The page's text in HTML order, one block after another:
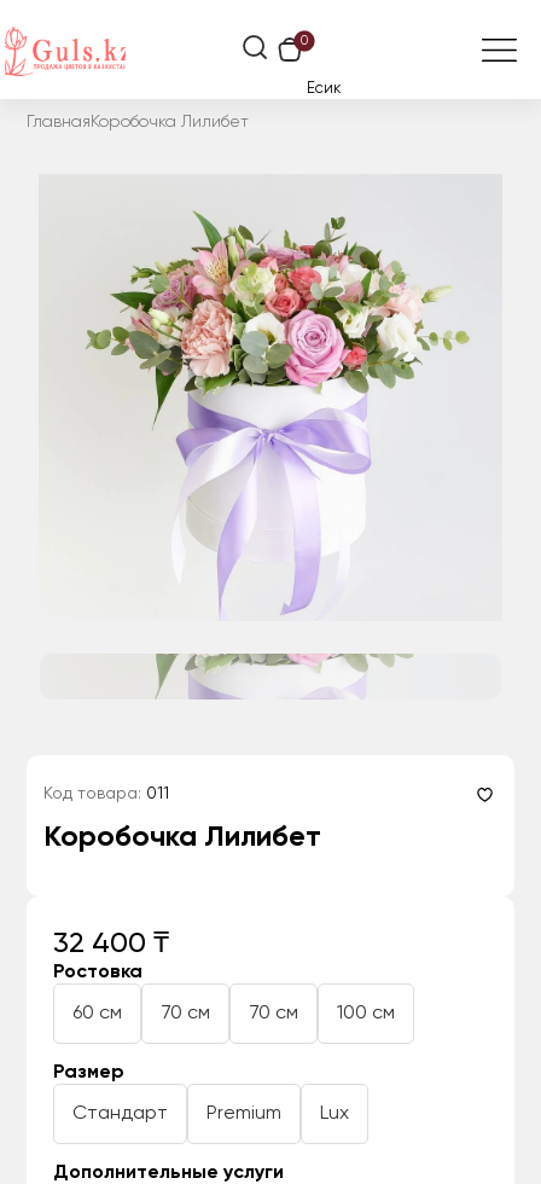
0
Есик
Главная Коробочка Лилибет
Код товара: 011
Коробочка Лилибет
32 400 ₸
Ростовка
60 см 70 см 70 см 100 см
Размер
Стандарт Premium Lux
Дополнительные услуги